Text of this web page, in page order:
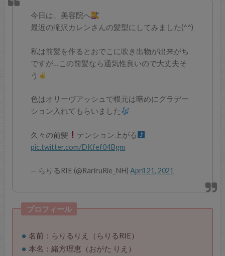
今日は、美容院へ
最近の滝沢カレンさんの髪型にしてみました(^^)
私は前髪を作るとおでこに吹き出物が出来がち
ですが…この前髪なら通気性良いので大丈夫そ
う
色はオリーヴアッシュで根元は暗めにグラデー
ション入れてもらいました
久々の前髪
テンション上がる
pic.twitter.com/DKfef04Bgm
— らりるRIE (@RariruRie_NH)April 21, 2021
プロフィール
名前：らりるりえ（らりるRIE）
本名：緒方理恵（おがた りえ）